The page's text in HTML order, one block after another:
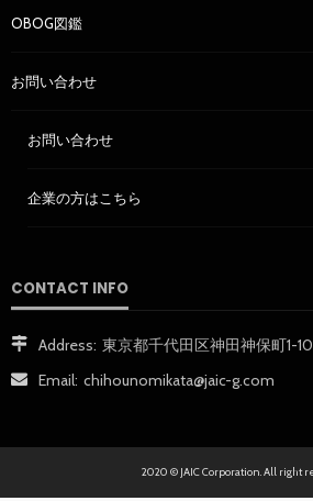
OBOG図鑑
お問い合わせ
お問い合わせ
企業の方はこちら
CONTACT INFO
Address: 東京都千代田区神田神保町1-
Email: chihounomikata@jaic-g.com
2020 © JAIC Corporation. All right